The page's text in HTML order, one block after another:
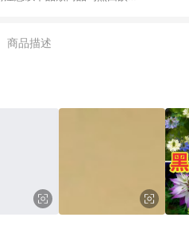
6/1起適用] -內接硬
- 購物中心商店之商品：商
商品描述